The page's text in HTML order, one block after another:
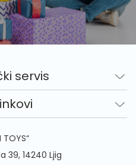
servis
TOYS“
39, 14240 Ljig